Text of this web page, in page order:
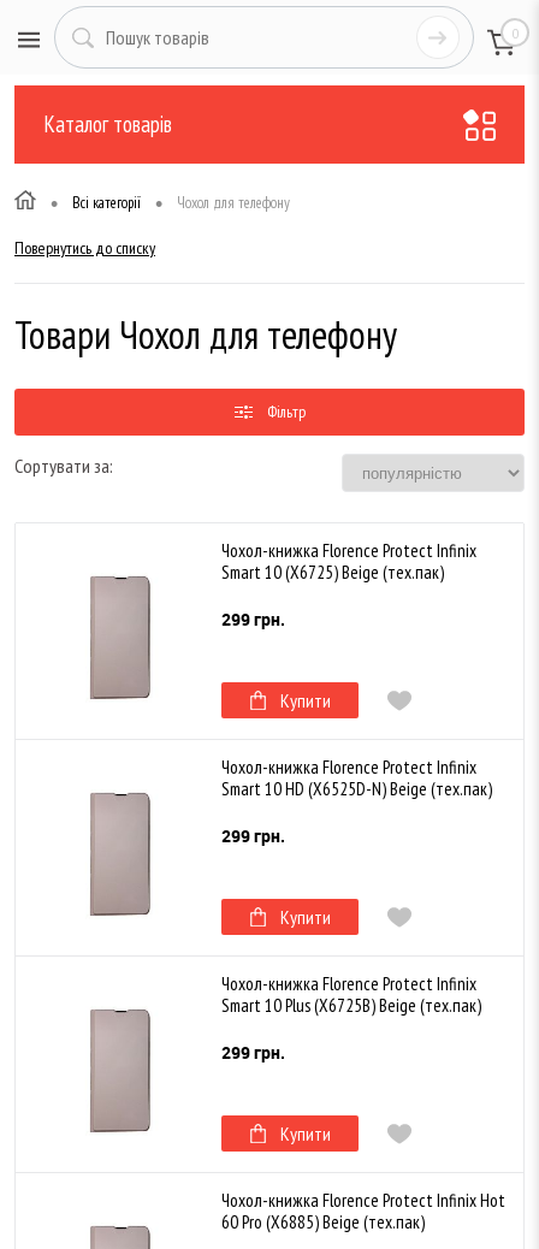
0
Каталог товарів
• Всі категорії • Чохол для телефону
Повернутись до списку
Товари Чохол для телефону
Фільтр
Сортувати за:
Чохол-книжка Florence Protect Infinix
Smart 10 (X6725) Beige (тех.пак)
299 грн.
Купити
Чохол-книжка Florence Protect Infinix
Smart 10 HD (X6525D-N) Beige (тех.пак)
299 грн.
Купити
Чохол-книжка Florence Protect Infinix
Smart 10 Plus (X6725B) Beige (тех.пак)
299 грн.
Купити
Чохол-книжка Florence Protect Infinix Hot
60 Pro (X6885) Beige (тех.пак)